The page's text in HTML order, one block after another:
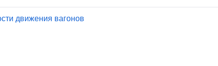
движения вагонов